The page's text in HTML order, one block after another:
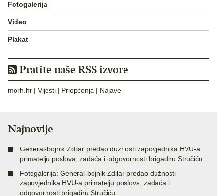
Fotogalerija
Video
Plakat
Pratite naše RSS izvore
morh.hr | Vijesti | Priopćenja | Najave
Najnovije
General-bojnik Zdilar predao dužnosti zapovjednika HVU-a
primatelju poslova, zadaća i odgovornosti brigadiru Stručiću
Fotogalerija: General-bojnik Zdilar predao dužnosti
zapovjednika HVU-a primatelju poslova, zadaća i
odgovornosti brigadiru Stručiću